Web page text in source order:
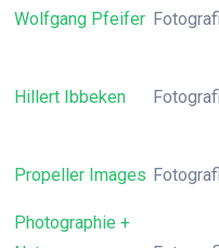
Wolfgang Pfeifer
Hillert Ibbeken
Propeller Images
Photographie +